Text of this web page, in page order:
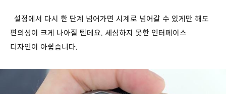
설정에서 다시 한 단계 넘어가면 시계로 넘어갈 수 있게만 해도
편의성이 크게 나아질 텐데요. 세심하지 못한 인터페이스
디자인이 아쉽습니다.